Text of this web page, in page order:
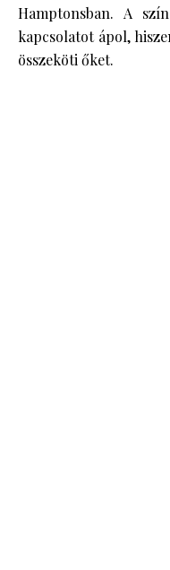
Hamptonsban. A
kapcsolatot ápol,
összeköti őket.